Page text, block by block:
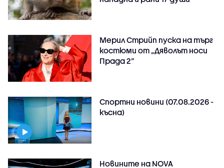
Мерил Стрийп пуска на търг
костюми от „Дяволът носи
Прада 2“
Спортни новини (07.08.2026 -
късна)
Новините на NOVA